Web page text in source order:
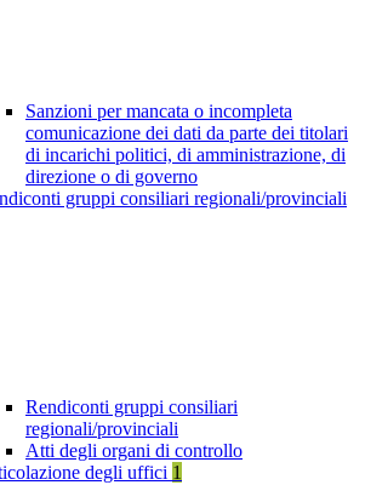
Sanzioni per mancata o incompleta
comunicazione dei dati da parte dei titolari
di incarichi politici, di amministrazione, di
direzione o di governo
gruppi consiliari regionali/provinciali
Rendiconti gruppi consiliari
regionali/provinciali
Atti degli organi di controllo
degli uffici 1